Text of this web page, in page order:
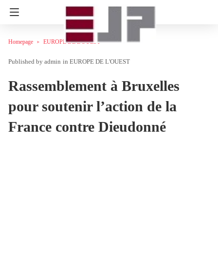
Homepage EUROPE DE L'OUEST
admin in EUROPE DE L'OUEST
Rassemblement à Bruxelles
pour soutenir l’action de la
France contre Dieudonné